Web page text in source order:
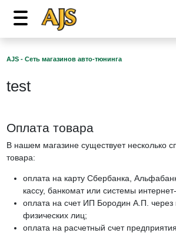
AJS - Сеть магазинов авто-тюнинга
test
Оплата товара
В нашем магазине существует несколько
товара:
оплата на карту Сбербанка,
кассу, банкомат или системы
оплата на счет ИП Бородин А.П. через
физических лиц;
оплата на расчетный счет